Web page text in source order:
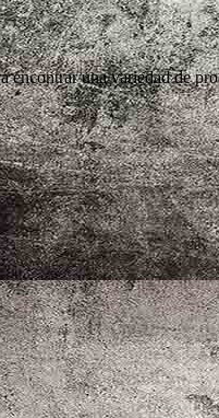
encontrar una variedad de